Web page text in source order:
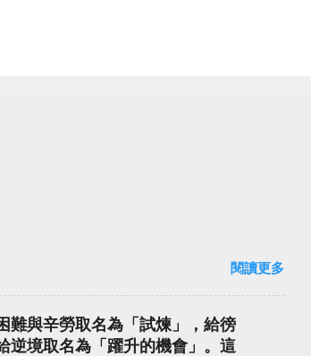
閱讀更多
難與辛勞取名為「試煉」，給徬
逆境取名為「躍升的機會」。這